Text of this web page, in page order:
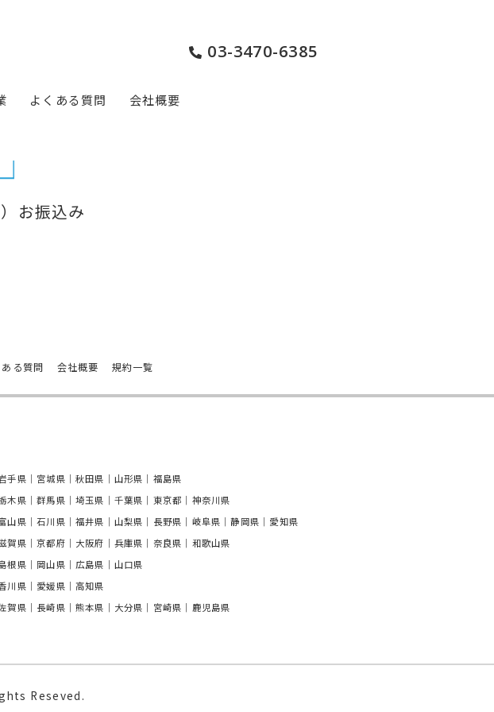
03-3470-6385
よくある質問 会社概要
お振込み
ある質問 会社概要 規約一覧
手県｜宮城県｜秋田県｜山形県｜福島県
木県｜群馬県｜埼玉県｜千葉県｜東京都｜神奈川県
山県｜石川県｜福井県｜山梨県｜長野県｜岐阜県｜静岡県｜愛知県
賀県｜京都府｜大阪府｜兵庫県｜奈良県｜和歌山県
根県｜岡山県｜広島県｜山口県
川県｜愛媛県｜高知県
賀県｜長崎県｜熊本県｜大分県｜宮崎県｜鹿児島県
Reseved.